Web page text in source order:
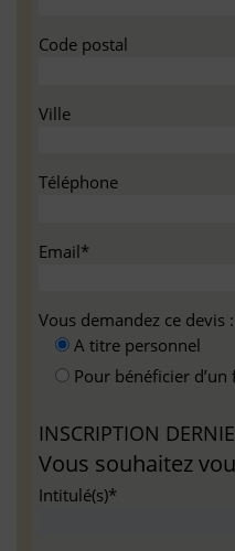
Code postal
Ville
Téléphone
Email*
Vous demandez ce devis :
A titre personnel
Pour bénéficier
INSCRIPTION
Vous souhaitez
Intitulé(s)*